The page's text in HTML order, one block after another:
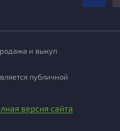
и выкуп
публичной
версия сайта